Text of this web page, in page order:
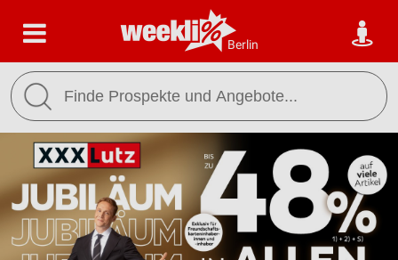
Berlin